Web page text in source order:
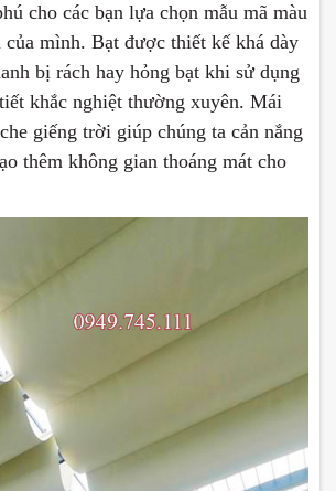
cho các bạn lựa chọn mẫu mã màu
của mình. Bạt được thiết kế khá dày
bị rách hay hỏng bạt khi sử dụng
khắc nghiệt thường xuyên. Mái
giếng trời giúp chúng ta cản nắng
thêm không gian thoáng mát cho